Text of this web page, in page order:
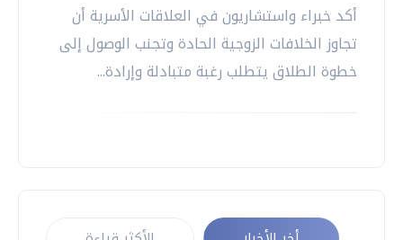
أكد خبراء واستشاريون في العلاقات الأسرية أن
تجاوز الخلافات الزوجية الحادة وتجنب الوصول إلى
خطوة الطلاق يتطلب رغبة متبادلة وإرادة...